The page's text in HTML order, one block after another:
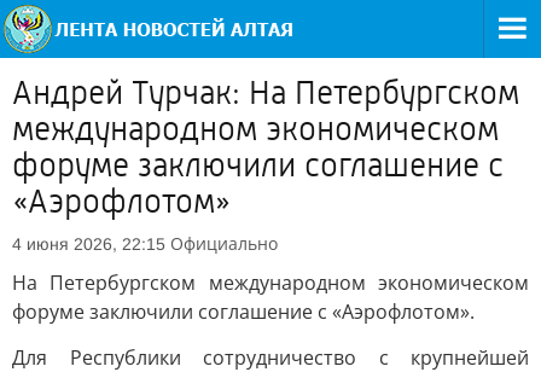
Андрей Турчак: На Петербургском
международном экономическом
форуме заключили соглашение с
«Аэрофлотом»
4 июня 2026, 22:15 Официально
На Петербургском международном экономическом
форуме заключили соглашение с «Аэрофлотом».
Для Республики сотрудничество с крупнейшей